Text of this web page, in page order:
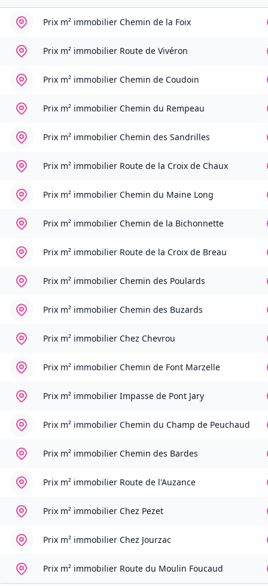
Prix m² immobilier Chemin de la Foix
Prix m² immobilier Route de Vivéron
Prix m² immobilier Chemin de Coudoin
Prix m² immobilier Chemin du Rempeau
Prix m² immobilier Chemin des Sandrilles
Prix m² immobilier Route de la Croix de Chaux
Prix m² immobilier Chemin du Maine Long
Prix m² immobilier Chemin de la Bichonnette
Prix m² immobilier Route de la Croix de Breau
Prix m² immobilier Chemin des Poulards
Prix m² immobilier Chemin des Buzards
Prix m² immobilier Chez Chevrou
Prix m² immobilier Chemin de Font Marzelle
Prix m² immobilier Impasse de Pont Jary
Prix m² immobilier Chemin du Champ de Peuchaud
Prix m² immobilier Chemin des Bardes
Prix m² immobilier Route de l'Auzance
Prix m² immobilier Chez Pezet
Prix m² immobilier Chez Jourzac
Prix m² immobilier Route du Moulin Foucaud